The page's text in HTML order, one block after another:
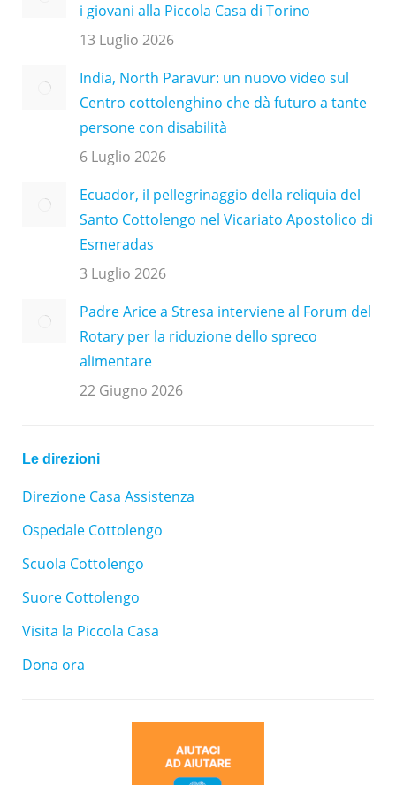
i giovani alla Piccola Casa di Torino
13 Luglio 2026
India, North Paravur: un nuovo video sul
Centro cottolenghino che dà futuro a tante
persone con disabilità
6 Luglio 2026
Ecuador, il pellegrinaggio della reliquia del
Santo Cottolengo nel Vicariato Apostolico di
Esmeradas
3 Luglio 2026
Padre Arice a Stresa interviene al Forum del
Rotary per la riduzione dello spreco
alimentare
22 Giugno 2026
Le direzioni
Direzione Casa Assistenza
Ospedale Cottolengo
Scuola Cottolengo
Suore Cottolengo
Visita la Piccola Casa
Dona ora